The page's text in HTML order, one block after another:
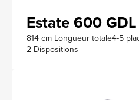
Estate 600 GDL
814 cm Longueur totale4-5
2 Dispositions